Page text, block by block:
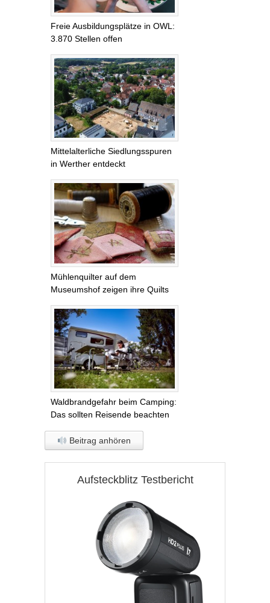
Freie Ausbildungsplätze in OWL:
3.870 Stellen offen
Mittelalterliche Siedlungsspuren
in Werther entdeckt
Mühlenquilter auf dem
Museumshof zeigen ihre Quilts
Waldbrandgefahr beim Camping:
Das sollten Reisende beachten
Beitrag anhören
Aufsteckblitz Testbericht